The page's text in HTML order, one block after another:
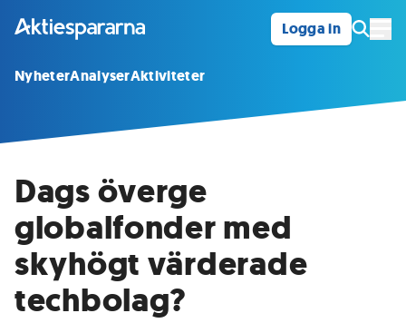
Logga in
NyheterAnalyserAktiviteter
Dags överge
globalfonder med
skyhögt värderade
techbolag?